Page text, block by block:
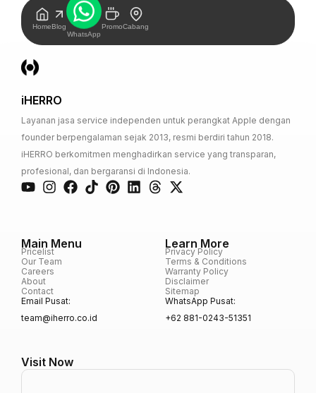
HomeBlog WhatsApp PromoCabang
iHERRO
Layanan jasa service independen untuk perangkat Apple dengan
founder berpengalaman sejak 2013, resmi berdiri tahun 2018.
iHERRO berkomitmen menghadirkan service yang transparan,
profesional, dan bergaransi di Indonesia.
Main Menu
Pricelist
Our Team
Careers
About
Contact
Email Pusat:
team@iherro.co.id
Learn More
Privacy Policy
Terms & Conditions
Warranty Policy
Disclaimer
Sitemap
WhatsApp Pusat:
+62 881-0243-51351
Visit Now